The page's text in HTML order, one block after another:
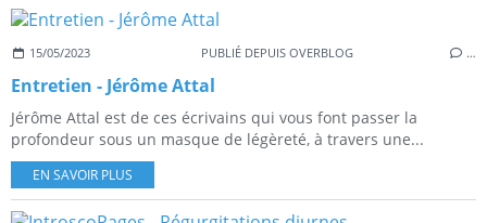
15/05/2023 PUBLIÉ DEPUIS OVERBLOG …
Entretien - Jérôme Attal
Jérôme Attal est de ces écrivains qui vous font passer la
profondeur sous un masque de légèreté, à travers une...
EN SAVOIR PLUS